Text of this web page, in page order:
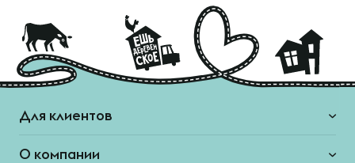
Для клиентов
О компании